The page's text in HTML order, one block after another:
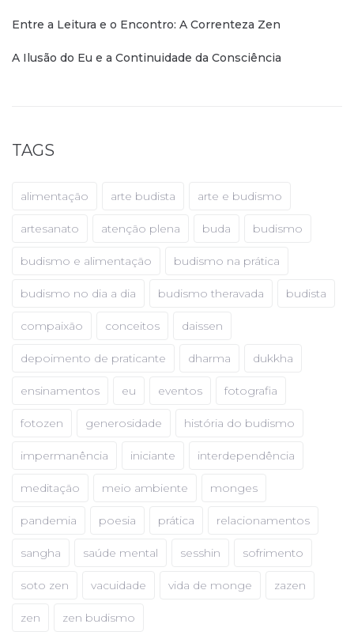
Entre a Leitura e o Encontro: A Correnteza Zen
A Ilusão do Eu e a Continuidade da Consciência
TAGS
alimentação arte budista arte e budismo
artesanato atenção plena buda budismo
budismo e alimentação budismo na prática
budismo no dia a dia budismo theravada budista
compaixão conceitos daissen
depoimento de praticante dharma dukkha
ensinamentos eu eventos fotografia
fotozen generosidade história do budismo
impermanência iniciante interdependência
meditação meio ambiente monges
pandemia poesia prática relacionamentos
sangha saúde mental sesshin sofrimento
soto zen vacuidade vida de monge zazen
zen zen budismo